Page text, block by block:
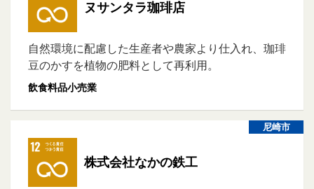
ヌサンタラ珈琲店
自然環境に配慮した生産者や農家より仕入れ、珈琲
豆のかすを植物の肥料として再利用。
飲食料品小売業
尼崎市
株式会社なかの鉄工